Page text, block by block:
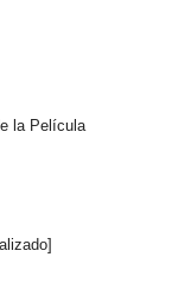
la Película